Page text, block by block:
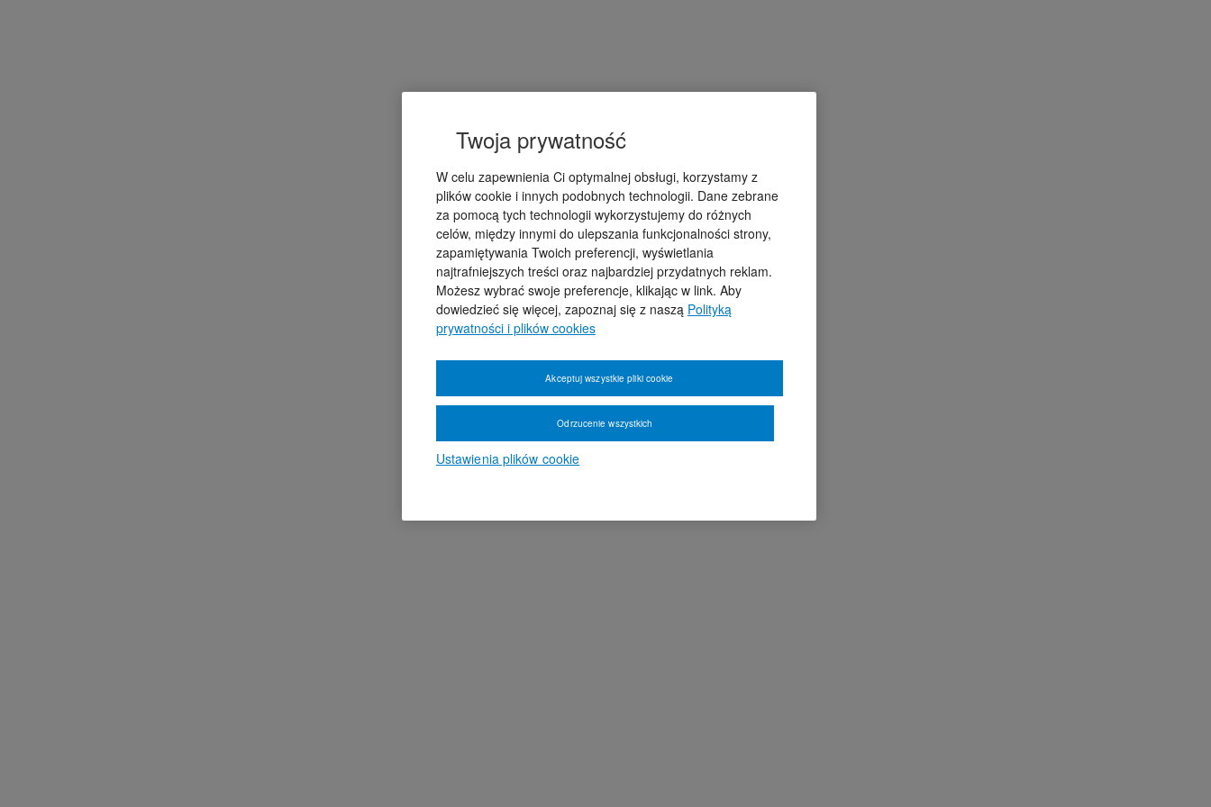
Twoja prywatność
W celu zapewnienia Ci optymalnej obsługi, korzystamy z
plików cookie i innych podobnych technologii. Dane zebrane
za pomocą tych technologii wykorzystujemy do różnych
celów, między innymi do ulepszania funkcjonalności strony,
zapamiętywania Twoich preferencji, wyświetlania
najtrafniejszych treści oraz najbardziej przydatnych reklam.
Możesz wybrać swoje preferencje, klikając w link. Aby
dowiedzieć się więcej, zapoznaj się z naszą Polityką
prywatności i plików cookies
Ustawienia plików cookie
Odrzucenie wszystkich
Akceptuj wszystkie pliki cookie